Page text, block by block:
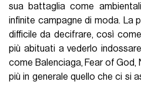
sua battaglia come
infinite campagne di moda. La
difficile da decifrare, così
più abituati a vederlo
come Balenciaga, Fear of God,
più in generale quello che ci si